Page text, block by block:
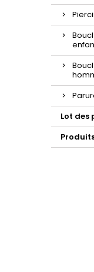
Lot des